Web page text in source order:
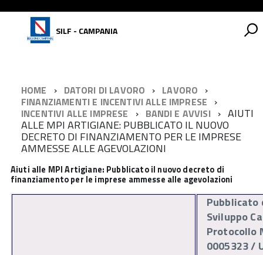
SILF - CAMPANIA
HOME DATORI DI LAVORO
LAVORO
FINANZIAMENTI E INCENTIVI ALLE IMPRESE
INCENTIVI ALLE IMPRESE
BANDI E AVVISI AIUTI
ALLE MPI ARTIGIANE: PUBBLICATO IL NUOVO
DECRETO DI FINANZIAMENTO PER LE IMPRESE
AMMESSE ALLE AGEVOLAZIONI
Aiuti alle MPI Artigiane: Pubblicato il nuovo decreto di
finanziamento per le imprese ammesse alle agevolazioni
Pubblicato
Sviluppo
Protocollo
0005323 /